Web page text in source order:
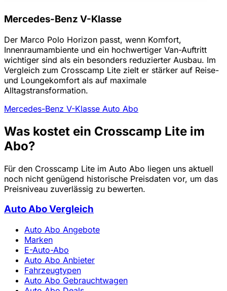
Mercedes-Benz V-Klasse
Der Marco Polo Horizon passt, wenn Komfort,
Innenraumambiente und ein hochwertiger Van-Auftritt
wichtiger sind als ein besonders reduzierter Ausbau. Im
Vergleich zum Crosscamp Lite zielt er stärker auf Reise-
und Loungekomfort als auf maximale
Alltagstransformation.
Mercedes-Benz V-Klasse Auto Abo
Was kostet ein Crosscamp Lite im
Abo?
Für den Crosscamp Lite im Auto Abo liegen uns aktuell
noch nicht genügend historische Preisdaten vor, um das
Preisniveau zuverlässig zu bewerten.
Auto Abo Vergleich
Auto Abo Angebote
Marken
E-Auto-Abo
Auto Abo Anbieter
Fahrzeugtypen
Auto Abo Gebrauchtwagen